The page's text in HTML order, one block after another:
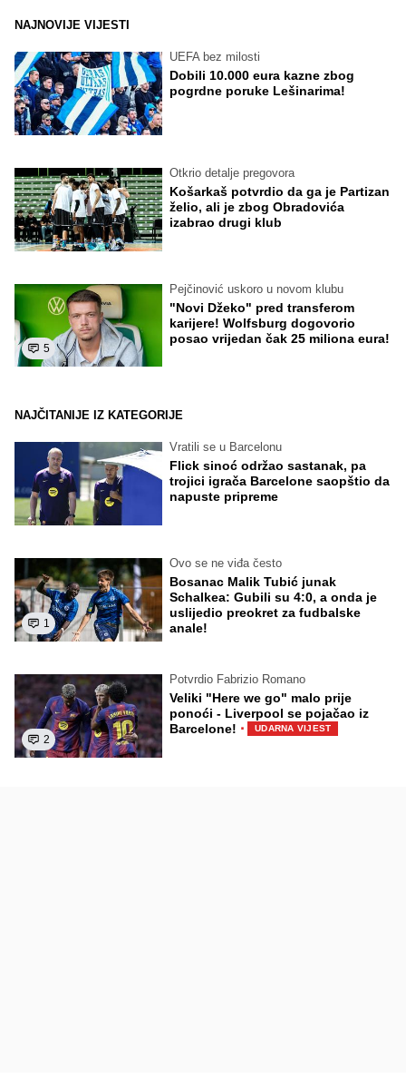
NAJNOVIJE VIJESTI
UEFA bez milosti
Dobili 10.000 eura kazne zbog
pogrdne poruke Lešinarima!
Otkrio detalje pregovora
Košarkaš potvrdio da ga je Partizan
želio, ali je zbog Obradovića
izabrao drugi klub
5
Pejčinović uskoro u novom klubu
"Novi Džeko" pred transferom
karijere! Wolfsburg dogovorio
posao vrijedan čak 25 miliona eura!
NAJČITANIJE IZ KATEGORIJE
Vratili se u Barcelonu
Flick sinoć održao sastanak, pa
trojici igrača Barcelone saopštio da
napuste pripreme
1
Ovo se ne viđa često
Bosanac Malik Tubić junak
Schalkea: Gubili su 4:0, a onda je
uslijedio preokret za fudbalske
anale!
2
Potvrdio Fabrizio Romano
Veliki "Here we go" malo prije
ponoći - Liverpool se pojačao iz
Barcelone! · UDARNA VIJEST